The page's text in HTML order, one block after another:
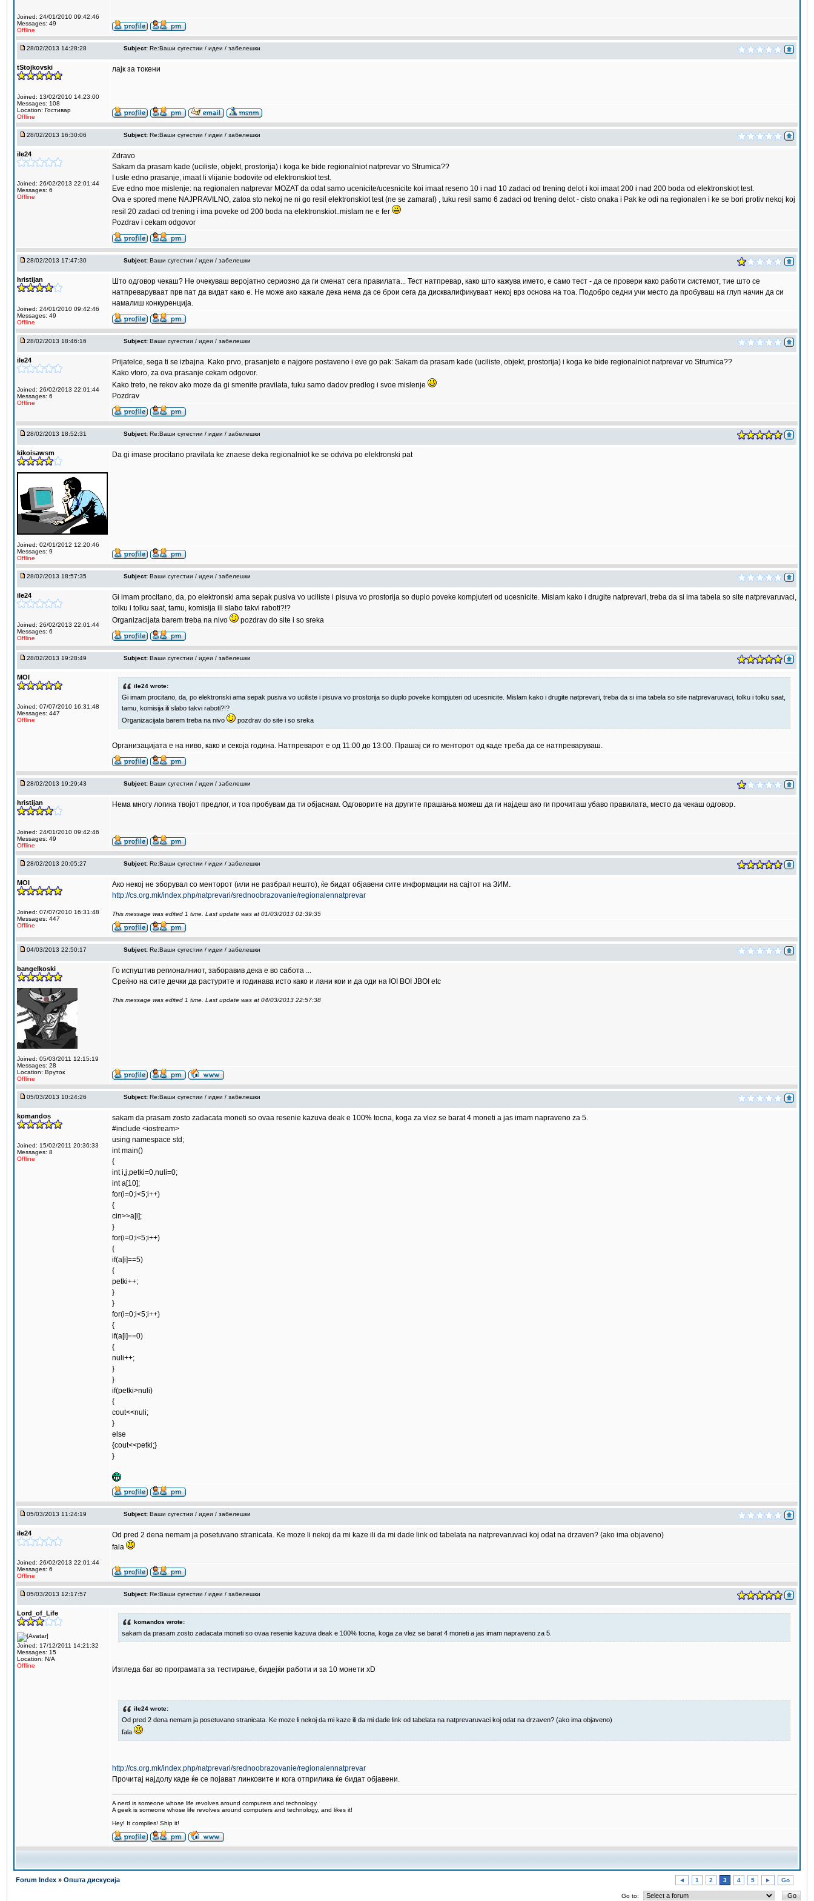
Joined: 24/01/2010 09:42:46
Messages: 49
Offline
28/02/2013 14:28:28 Subject: Re:Ваши сугестии / идеи / забелешки
tStojkovski
Joined: 13/02/2010 14:23:00
Messages: 108
Location: Гостивар
Offline
лајк за токени
28/02/2013 16:30:06 Subject: Re:Ваши сугестии / идеи / забелешки
ile24
Joined: 26/02/2013 22:01:44
Messages: 6
Offline
Zdravo
Sakam da prasam kade (uciliste, objekt, prostorija) i koga ke bide regionalniot natprevar vo Strumica??
I uste edno prasanje, imaat li vlijanie bodovite od elektronskiot test.
Eve edno moe mislenje: na regionalen natprevar MOZAT da odat samo ucenicite/ucesnicite koi imaat reseno 10 i nad 10 zadaci od trening delot i koi imaat 200 i nad 200 boda od elektronskiot test.
Ova e spored mene NAJPRAVILNO, zatoa sto nekoj ne ni go resil elektronskiot test (ne se zamaral) , tuku resil samo 6 zadaci od trening delot - cisto onaka i Pak ke odi na regionalen i ke se bori protiv nekoj koj
resil 20 zadaci od trening i ima poveke od 200 boda na elektronskiot..mislam ne e fer
Pozdrav i cekam odgovor
28/02/2013 17:47:30 Subject: Ваши сугестии / идеи / забелешки
hristijan
Joined: 24/01/2010 09:42:46
Messages: 49
Offline
Што одговор чекаш? Не очекуваш веројатно сериозно да ги сменат сега правилата... Тест натпревар, како што кажува името, е само тест - да се провери како работи системот, тие што се
натпреваруваат прв пат да видат како е. Не може ако кажале дека нема да се брои сега да дисквалификуваат некој врз основа на тоа. Подобро седни учи место да пробуваш на глуп начин да си
намалиш конкуренција.
28/02/2013 18:46:16 Subject: Ваши сугестии / идеи / забелешки
ile24
Joined: 26/02/2013 22:01:44
Messages: 6
Offline
Prijatelce, sega ti se izbajna. Kako prvo, prasanjeto e najgore postaveno i eve go pak: Sakam da prasam kade (uciliste, objekt, prostorija) i koga ke bide regionalniot natprevar vo Strumica??
Kako vtoro, za ova prasanje cekam odgovor.
Kako treto, ne rekov ako moze da gi smenite pravilata, tuku samo dadov predlog i svoe mislenje
Pozdrav
28/02/2013 18:52:31 Subject: Re:Ваши сугестии / идеи / забелешки
kikoisawsm
Joined: 02/01/2012 12:20:46
Messages: 9
Offline
Da gi imase procitano pravilata ke znaese deka regionalniot ke se odviva po elektronski pat
28/02/2013 18:57:35 Subject: Ваши сугестии / идеи / забелешки
ile24
Joined: 26/02/2013 22:01:44
Messages: 6
Offline
Gi imam procitano, da, po elektronski ama sepak pusiva vo uciliste i pisuva vo prostorija so duplo poveke kompjuteri od ucesnicite. Mislam kako i drugite natprevari, treba da si ima tabela so site natprevaruvaci,
tolku i tolku saat, tamu, komisija ili slabo takvi raboti?!?
Organizacijata barem treba na nivo
pozdrav do site i so sreka
28/02/2013 19:28:49 Subject: Ваши сугестии / идеи / забелешки
MOI
Joined: 07/07/2010 16:31:48
Messages: 447
Offline
ile24 wrote:
Gi imam procitano, da, po elektronski ama sepak pusiva vo uciliste i pisuva vo prostorija so duplo poveke kompjuteri od ucesnicite. Mislam kako i drugite natprevari, treba da si ima tabela so site natprevaruvaci, tolku i tolku saat,
tamu, komisija ili slabo takvi raboti?!?
Organizacijata barem treba na nivo
pozdrav do site i so sreka
Организацијата е на ниво, како и секоја година. Натпреварот е од 11:00 до 13:00. Прашај си го менторот од каде треба да се натпреваруваш.
28/02/2013 19:29:43 Subject: Ваши сугестии / идеи / забелешки
hristijan
Joined: 24/01/2010 09:42:46
Messages: 49
Offline
Нема многу логика твојот предлог, и тоа пробувам да ти објаснам. Одговорите на другите прашања можеш да ги најдеш ако ги прочиташ убаво правилата, место да чекаш одговор.
28/02/2013 20:05:27 Subject: Re:Ваши сугестии / идеи / забелешки
MOI
Joined: 07/07/2010 16:31:48
Messages: 447
Offline
Ако некој не зборувал со менторот (или не разбрал нешто), ќе бидат објавени сите информации на сајтот на ЗИМ.
http://cs.org.mk/index.php/natprevari/srednoobrazovanie/regionalennatprevar
This message was edited 1 time. Last update was at 01/03/2013 01:39:35
04/03/2013 22:50:17 Subject: Re:Ваши сугестии / идеи / забелешки
bangelkoski
Joined: 05/03/2011 12:15:19
Messages: 28
Location: Вруток
Offline
Го испуштив регионалниот, заборавив дека е во сабота ...
Среќно на сите дечки да растурите и годинава исто како и лани кои и да оди на IOI BOI JBOI etc
This message was edited 1 time. Last update was at 04/03/2013 22:57:38
05/03/2013 10:24:26 Subject: Re:Ваши сугестии / идеи / забелешки
komandos
Joined: 15/02/2011 20:36:33
Messages: 8
Offline
sakam da prasam zosto zadacata moneti so ovaa resenie kazuva deak e 100% tocna, koga za vlez se barat 4 moneti a jas imam napraveno za 5.
#include <iostream>
using namespace std;
int main()
{
int i,j,petki=0,nuli=0;
int a[10];
for(i=0;i<5;i++)
{
cin>>a[i];
}
for(i=0;i<5;i++)
{
if(a[i]==5)
{
petki++;
}
}
for(i=0;i<5;i++)
{
if(a[i]==0)
{
nuli++;
}
}
if(petki>nuli)
{
cout<<nuli;
}
else
{cout<<petki;}
}
05/03/2013 11:24:19 Subject: Ваши сугестии / идеи / забелешки
ile24
Joined: 26/02/2013 22:01:44
Messages: 6
Offline
Od pred 2 dena nemam ja posetuvano stranicata. Ke moze li nekoj da mi kaze ili da mi dade link od tabelata na natprevaruvaci koj odat na drzaven? (ako ima objaveno)
fala
05/03/2013 12:17:57 Subject: Re:Ваши сугестии / идеи / забелешки
Lord_of_Life
Joined: 17/12/2011 14:21:32
Messages: 15
Location: N/A
Offline
komandos wrote:
sakam da prasam zosto zadacata moneti so ovaa resenie kazuva deak e 100% tocna, koga za vlez se barat 4 moneti a jas imam napraveno za 5.
Изгледа баг во програмата за тестирање, бидејќи работи и за 10 монети xD
ile24 wrote:
Od pred 2 dena nemam ja posetuvano stranicata. Ke moze li nekoj da mi kaze ili da mi dade link od tabelata na natprevaruvaci koj odat na drzaven? (ako ima objaveno)
fala
http://cs.org.mk/index.php/natprevari/srednoobrazovanie/regionalennatprevar
Прочитај најдолу каде ќе се појават линковите и кога отприлика ќе бидат објавени.
A nerd is someone whose life revolves around computers and technology.
A geek is someone whose life revolves around computers and technology, and likes it!
Hey! It compiles! Ship it!
Forum Index » Општа дискусија ◄ 1 2 3 4 5 ► Go
Go to: